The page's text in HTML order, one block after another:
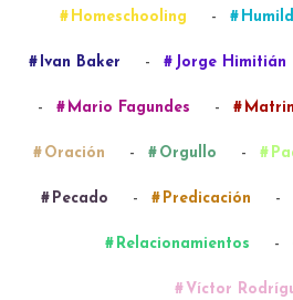
Homeschooling -
Ivan Baker - Jorge Himitián
- Mario Fagundes -
Oración - Orgullo -
Pecado - Predicación -
Relacionamientos -
Víctor